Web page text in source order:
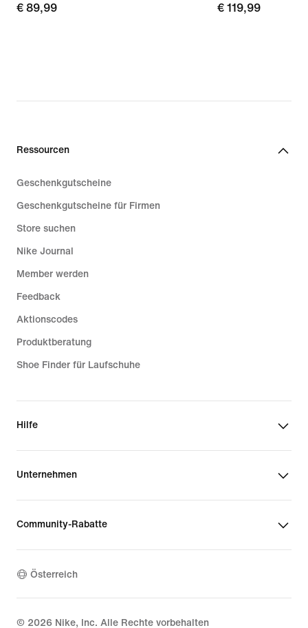
€ 89,99
€ 89,99
€ 119,99
€ 119,99
Ressourcen
Geschenkgutscheine
Geschenkgutscheine für Firmen
Store suchen
Nike Journal
Member werden
Feedback
Aktionscodes
Produktberatung
Shoe Finder für Laufschuhe
Hilfe
Unternehmen
Community-Rabatte
Österreich
© 2026 Nike, Inc. Alle Rechte vorbehalten